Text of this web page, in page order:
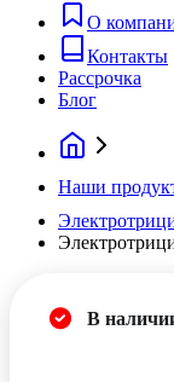
О
Контакты
Рассрочка
Блог
Наши
В